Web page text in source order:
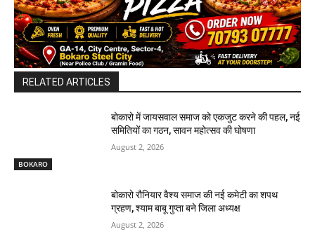
RELATED ARTICLES
BOKARO
बोकारो में जायसवाल समाज को एकजुट करने की पहल, नई
समितियों का गठन, सावन महोत्सव की घोषणा
August 2, 2026
बोकारो रौनियार वैश्य समाज की नई कमेटी का शपथ
ग्रहण, श्याम बाबू गुप्ता बने जिला अध्यक्ष
August 2, 2026